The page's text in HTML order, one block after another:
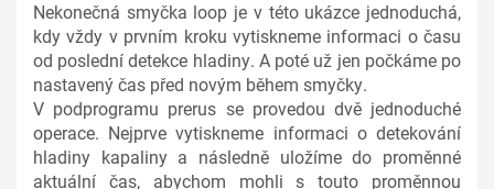
Nekonečná smyčka loop je v této ukázce jednoduchá,
kdy vždy v prvním kroku vytiskneme informaci o času
od poslední detekce hladiny. A poté už jen počkáme po
nastavený čas před novým během smyčky.
V podprogramu prerus se provedou dvě jednoduché
operace. Nejprve vytiskneme informaci o detekování
hladiny kapaliny a následně uložíme do proměnné
aktuální čas, abychom mohli s touto proměnnou